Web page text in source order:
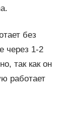
без
через 1-2
так как он
работает